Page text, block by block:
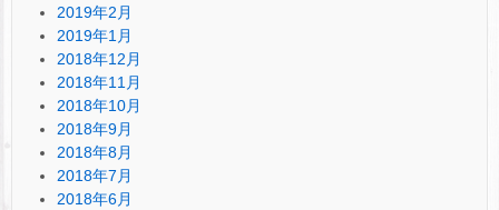
2019年2月
2019年1月
2018年12月
2018年11月
2018年10月
2018年9月
2018年8月
2018年7月
2018年6月